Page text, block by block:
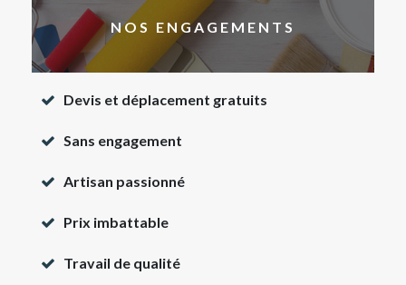
NOS ENGAGEMENTS
Devis et déplacement gratuits
Sans engagement
Artisan passionné
Prix imbattable
Travail de qualité